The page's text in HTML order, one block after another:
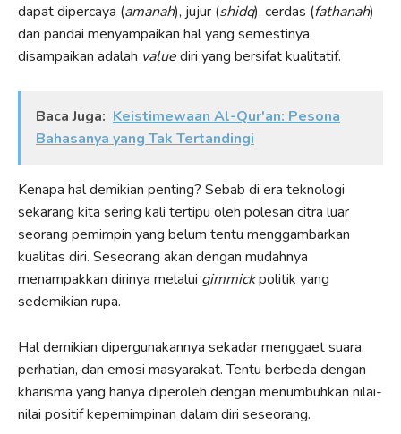
dapat dipercaya (amanah), jujur (shidq), cerdas (fathanah)
dan pandai menyampaikan hal yang semestinya
disampaikan adalah valuediri yang bersifat kualitatif.
Baca Juga: Keistimewaan Al-Qur'an: Pesona
Bahasanya yang Tak Tertandingi
Kenapa hal demikian penting? Sebab di era teknologi
sekarang kita sering kali tertipu oleh polesan citra luar
seorang pemimpin yang belum tentu menggambarkan
kualitas diri. Seseorang akan dengan mudahnya
menampakkan dirinya melalui gimmickpolitik yang
sedemikian rupa.
Hal demikian dipergunakannya sekadar menggaet suara,
perhatian, dan emosi masyarakat. Tentu berbeda dengan
kharisma yang hanya diperoleh dengan menumbuhkan nilai-
nilai positif kepemimpinan dalam diri seseorang.